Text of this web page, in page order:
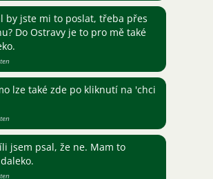
by jste mi to poslat, třeba přes
Do Ostravy je to pro mě také
lze také zde po kliknutí na 'chci
jsem psal, že ne. Mam to